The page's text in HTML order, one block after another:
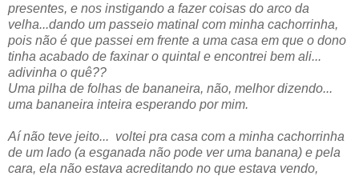
presentes, e nos instigando a fazer coisas do arco da
velha...dando um passeio matinal com minha cachorrinha,
pois não é que passei em frente a uma casa em que o dono
tinha acabado de faxinar o quintal e encontrei bem ali...
adivinha o quê??
Uma pilha de folhas de bananeira, não, melhor dizendo...
uma bananeira inteira esperando por mim.
Aí não teve jeito... voltei pra casa com a minha cachorrinha
de um lado (a esganada não pode ver uma banana) e pela
cara, ela não estava acreditando no que estava vendo,